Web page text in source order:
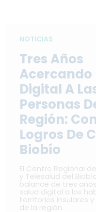
NOTICIAS
Tres Años
Acercando
Digital A
Personas
Región:
Logros De
Biobío
El Centro Regional
y Telesalud del
balance de tres
salud digital a los
territorios insulares
de la región.